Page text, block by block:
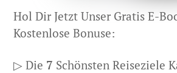
Hol Dir Jetzt Unser Gratis E-
Kostenlose Bonuse:
▷ Die 7 Schönsten Reiseziele